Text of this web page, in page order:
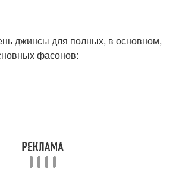
джинсы для полных, в основном,
фасонов: